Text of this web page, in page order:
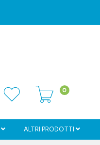
0
ALTRI PRODOTTI